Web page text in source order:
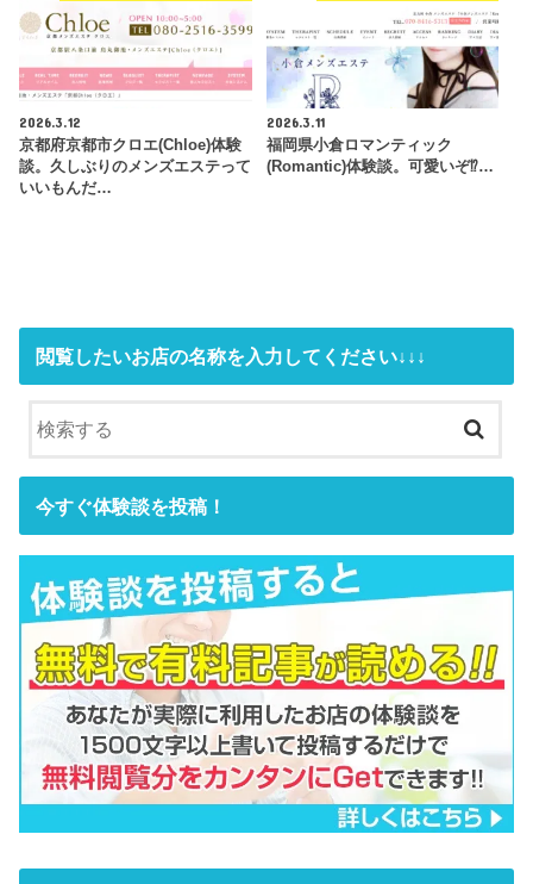
2026.3.12
京都府京都市クロエ(Chloe)体験
談。久しぶりのメンズエステって
いいもんだ…
2026.3.11
福岡県小倉ロマンティック
(Romantic)体験談。可愛いぞ⁉…
閲覧したいお店の名称を入力してください↓↓↓
今すぐ体験談を投稿！